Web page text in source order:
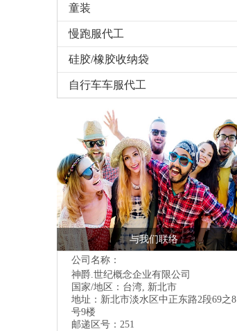
童装
慢跑服代工
硅胶/橡胶收纳袋
自行车车服代工
与我们联络
公司名称：
神爵.世纪概念企业有限公司
国家/地区：台湾, 新北市
地址： 新北市淡水区中正东路2段69之8
号9楼
邮递区号：251